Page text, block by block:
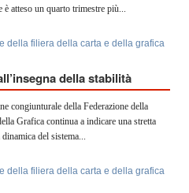
atteso un quarto trimestre più...
della filiera della carta e della grafica
della stabilità
congiunturale della Federazione della
Grafica continua a indicare una stretta
del sistema...
della filiera della carta e della grafica